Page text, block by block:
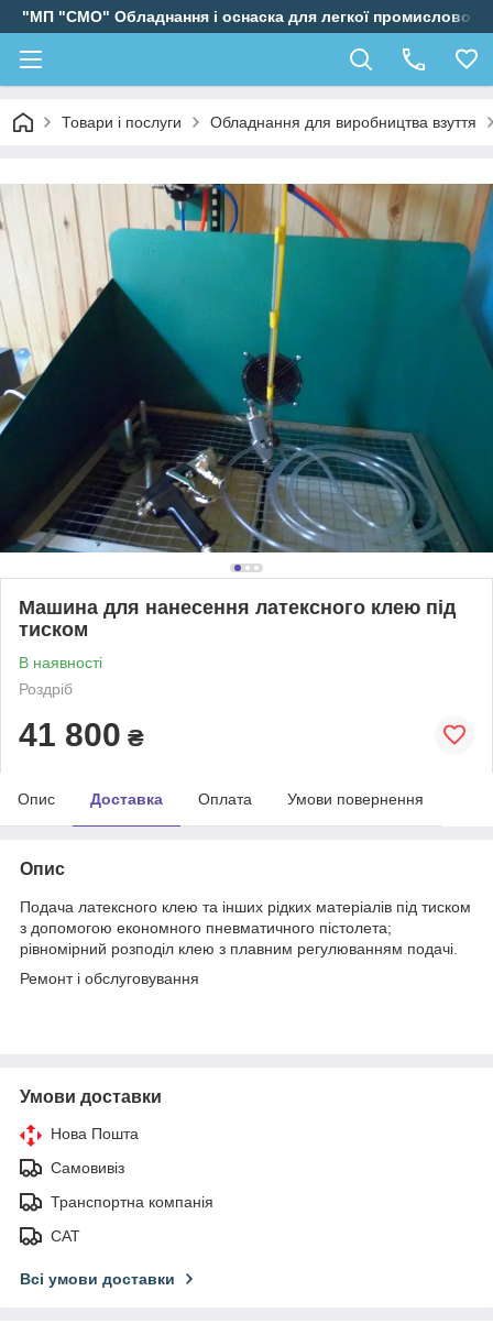
"МП "СМО" Обладнання і оснаска для легкої промисловості
Товари і послуги Обладнання для виробництва взуття
Машина для нанесення латексного клею під
тиском
В наявності
Роздріб
41 800 ₴
Опис Доставка Оплата Умови повернення
Опис
Подача латексного клею та інших рідких матеріалів під тиском
з допомогою економного пневматичного пістолета;
рівномірний розподіл клею з плавним регулюванням подачі.
Ремонт і обслуговування
Умови доставки
Нова Пошта
Самовивіз
Транспортна компанія
САТ
Всі умови доставки